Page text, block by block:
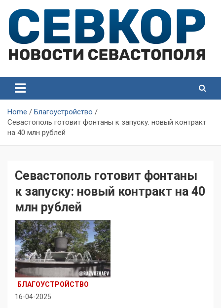
content
Севастополя
Севастополя
Home
Благоустройство
Севастополь готовит фонтаны к запуску: новый контракт
на 40 млн рублей
Севастополь готовит фонтаны
к запуску: новый контракт на 40
млн рублей
БЛАГОУСТРОЙСТВО
16-04-2025